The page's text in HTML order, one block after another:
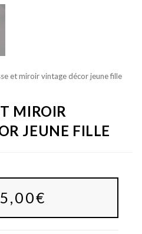
et miroir vintage décor jeune fille
MIROIR
JEUNE FILLE
€